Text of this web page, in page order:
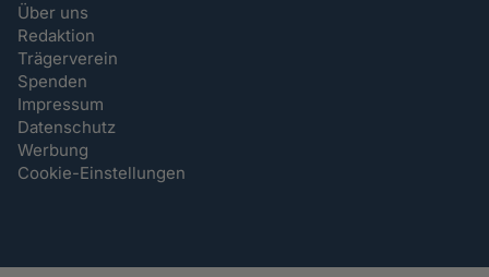
Über uns
Redaktion
Trägerverein
Spenden
Impressum
Datenschutz
Werbung
Cookie-Einstellungen